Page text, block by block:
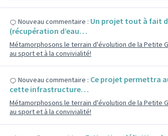
Nouveau commentaire : Un projet tout à fait
(récupération d’eau…
Métamorphosons le terrain d'évolution de la Petite
au sport et à la convivialité!
Nouveau commentaire : Ce projet permettra
cette infrastructure…
Métamorphosons le terrain d'évolution de la Petite
au sport et à la convivialité!